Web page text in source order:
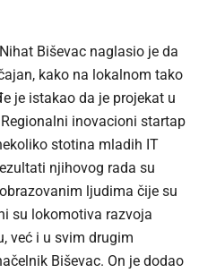
Biševac naglasio je da
kako na lokalnom tako
je istakao da je projekat u
inovacioni startap
stotina mladih IT
njihovog rada su
ljudima čije su
su lokomotiva razvoja
već i u svim drugim
Biševac. On je dodao